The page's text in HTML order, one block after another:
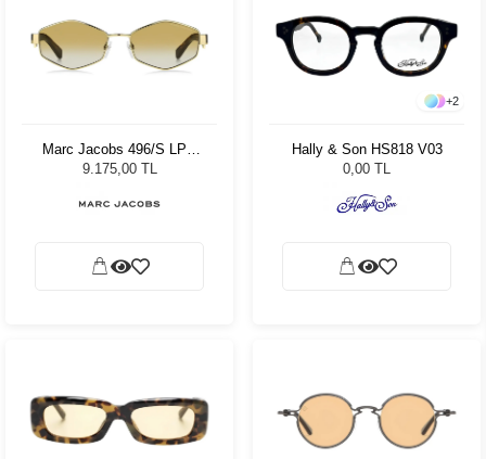
Marc Jacobs 496/S LPE
Kadın Güneş Gözlüğü
9.175,00 TL
+2
Hally & Son HS818 V03
0,00 TL